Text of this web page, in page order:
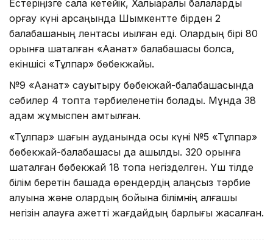
Естеріңізге сала кетейік, Халықаралық балаларды
қорғау күні қарсаңында Шымкентте бірден 2
балабақшаның лентасы қиылған еді. Олардың бірі 80
орынға шақталған «Аққанат» балабақшасы болса,
екіншісі «Тұлпар» бөбекжайы.
№9 «Аққанат» сауықтыру бөбекжай-балабақшасында
сәбилер 4 топта тәрбиеленетін болады. Мұнда 38
адам жұмыспен қамтылған.
«Тұлпар» шағын ауданында осы күні №5 «Тұлпар»
бөбекжай-балабақшасы да ашылды. 320 орынға
шақталған бөбекжай 18 топқа негізделген. Үш тілде
білім беретін бақшада өрендердің алаңсыз тәрбие
алуына және олардың бойына білімнің алғашқы
негізін қалауға қажетті жағдайдың барлығы жасалған.